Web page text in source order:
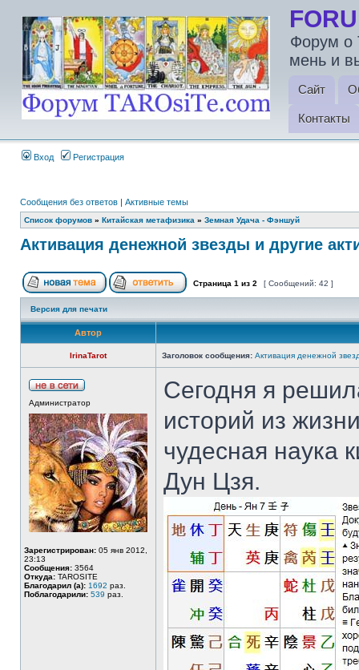
Форум о
мень и
Сайт
Контакты
Вход Регистрация
Сообщения без ответов | Активные темы
Список форумов » Китайская метафизика » Земная Удача - Фэншуй
Активация денежной звезды и другие
Страница 1 из 2 [ Сообщений: 42 ]
Версия для печати
Автор
IrinaTarot Заголовок сообщения: Активация денежной
Администратор
Зарегистрирован: 05 янв 2012,
23:13
Сообщения: 3564
Откуда: TAROSITE
Благодарил (а): 1692 раз.
Поблагодарили: 539 раз.
Сегодня я
историй из
чудесная наука
Дун Цзя.